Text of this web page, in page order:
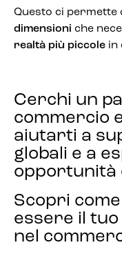
Questo ci permette
dimensioni che
realtà più piccole in
Cerchi un
commercio
aiutarti a
globali e a
opportunità
Scopri come
essere il
nel